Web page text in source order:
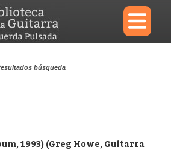
×
búsqueda
1993) (Greg Howe, Guitarra